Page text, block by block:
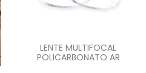
LENTE MULTIFOCAL
POLICARBONATO AR